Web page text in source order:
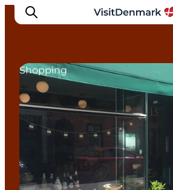
Inspiration
Regionen
Erlebnisse
Unterkünfte
Reiseplanung
Shopping